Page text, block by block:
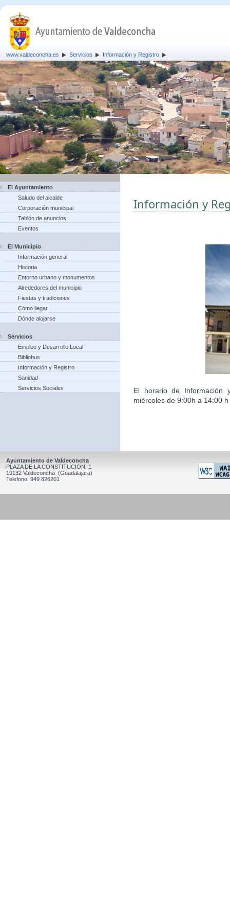
www.valdeconcha.es Servicios Información y Registro
El Ayuntamiento
Saludo del alcalde
Corporación municipal
Tablón de anuncios
Eventos
El Municipio
Información general
Historia
Entorno urbano y monumentos
Alrededores del municipio
Fiestas y tradiciones
Cómo llegar
Dónde alojarse
Servicios
Empleo y Desarrollo Local
Bibliobus
Información y Registro
Sanidad
Servicios Sociales
Información y
El horario de Información
miércoles de 9:00h a 14:00
Ayuntamiento de Valdeconcha
PLAZA DE LA CONSTITUCION, 1
19132 Valdeconcha (Guadalajara)
Telefono: 949 826201